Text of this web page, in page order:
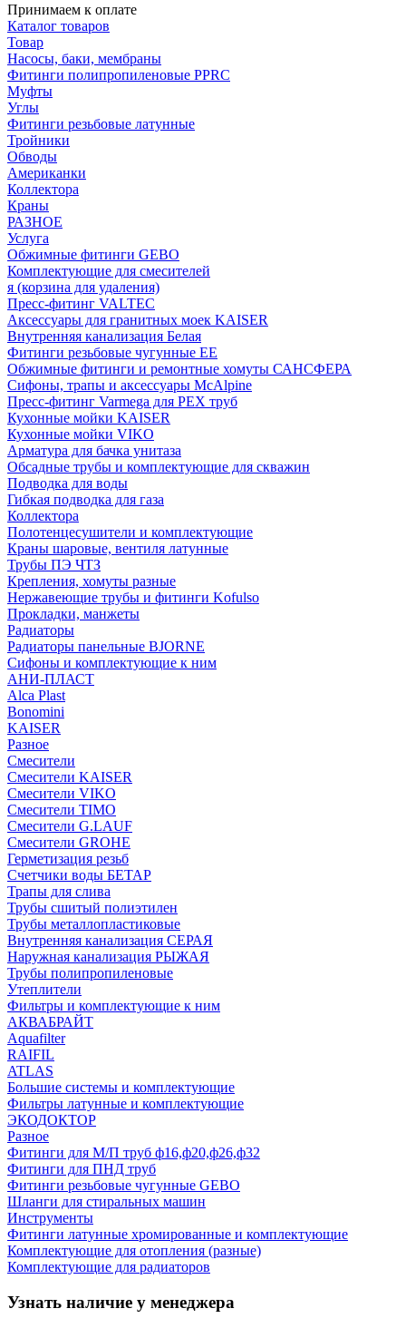
Принимаем к оплате
Каталог товаров
Товар
Насосы, баки, мембраны
Фитинги полипропиленовые PPRC
Муфты
Углы
Фитинги резьбовые латунные
Тройники
Обводы
Американки
Коллектора
Краны
РАЗНОЕ
Услуга
Обжимные фитинги GEBO
Комплектующие для смесителей
я (корзина для удаления)
Пресс-фитинг VALTEC
Аксессуары для гранитных моек KAISER
Внутренняя канализация Белая
Фитинги резьбовые чугунные EE
Обжимные фитинги и ремонтные хомуты САНСФЕРА
Сифоны, трапы и аксессуары McAlpine
Пресс-фитинг Varmega для PEX труб
Кухонные мойки KAISER
Кухонные мойки VIKO
Арматура для бачка унитаза
Обсадные трубы и комплектующие для скважин
Подводка для воды
Гибкая подводка для газа
Коллектора
Полотенцесушители и комплектующие
Краны шаровые, вентиля латунные
Трубы ПЭ ЧТЗ
Крепления, хомуты разные
Нержавеющие трубы и фитинги Kofulso
Прокладки, манжеты
Радиаторы
Радиаторы панельные BJORNE
Сифоны и комплектующие к ним
АНИ-ПЛАСТ
Alca Plast
Bonomini
KAISER
Разное
Смесители
Смесители KAISER
Смесители VIKO
Смесители TIMO
Смесители G.LAUF
Смесители GROHE
Герметизация резьб
Счетчики воды БЕТАР
Трапы для слива
Трубы сшитый полиэтилен
Трубы металлопластиковые
Внутренняя канализация СЕРАЯ
Наружная канализация РЫЖАЯ
Трубы полипропиленовые
Утеплители
Фильтры и комплектующие к ним
АКВАБРАЙТ
Aquafilter
RAIFIL
ATLAS
Большие системы и комплектующие
Фильтры латунные и комплектующие
ЭКОДОКТОР
Разное
Фитинги для М/П труб ф16,ф20,ф26,ф32
Фитинги для ПНД труб
Фитинги резьбовые чугунные GEBO
Шланги для стиральных машин
Инструменты
Фитинги латунные хромированные и комплектующие
Комплектующие для отопления (разные)
Комплектующие для радиаторов
Узнать наличие у менеджера